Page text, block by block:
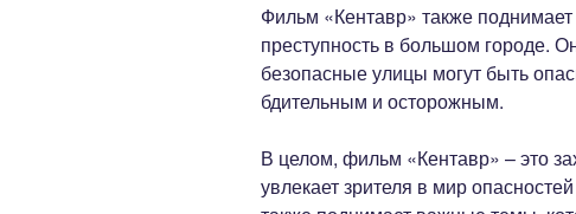
Фильм «Кентавр» также
преступность в большом городе.
безопасные улицы могут быть
бдительным и осторожным.
В целом, фильм «Кентавр» – это
увлекает зрителя в мир